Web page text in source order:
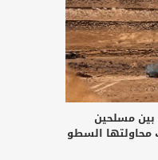
مسلحين
محاولتها السطو